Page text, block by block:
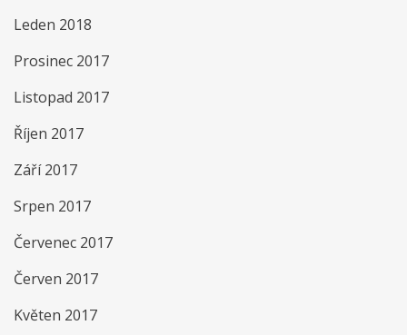
Leden 2018
Prosinec 2017
Listopad 2017
Říjen 2017
Září 2017
Srpen 2017
Červenec 2017
Červen 2017
Květen 2017